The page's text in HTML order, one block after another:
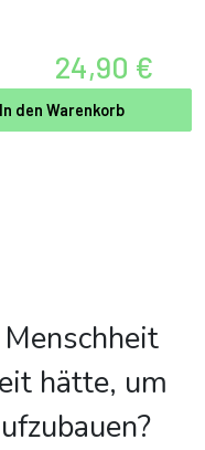
24,90 €
In den Warenkorb
hätte, um